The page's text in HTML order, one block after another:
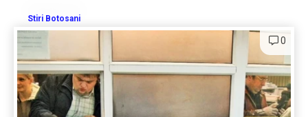
Stiri Botosani
0